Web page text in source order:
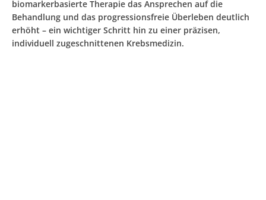
biomarkerbasierte Therapie das Ansprechen auf die
Behandlung und das progressionsfreie Überleben deutlich
erhöht – ein wichtiger Schritt hin zu einer präzisen,
individuell zugeschnittenen Krebsmedizin.